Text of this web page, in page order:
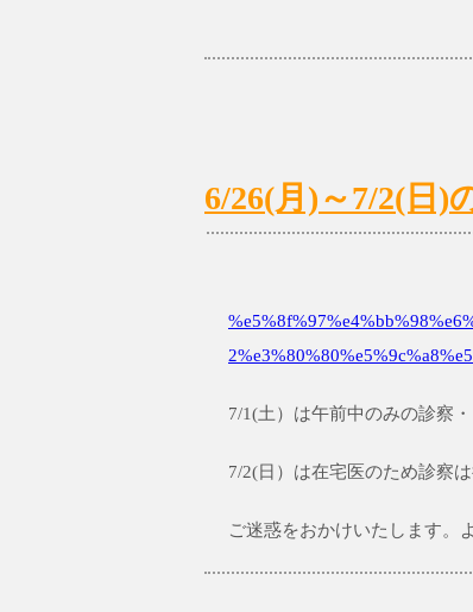
6/26(月)～7/2(日)
7/1(土）は午前中のみの診察
7/2(日）は在宅医のため診察は
ご迷惑をおかけいたします。